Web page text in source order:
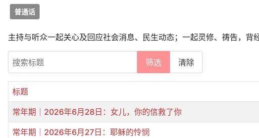
普通话
主持与听众一起关心及回应社会消息、民生动态；一起灵修、祷告，背
搜索标题
筛选 清除
标题
常年期｜2026年6月28日：女儿，你的信救了你
常年期｜2026年6月27日：耶稣的怜悯